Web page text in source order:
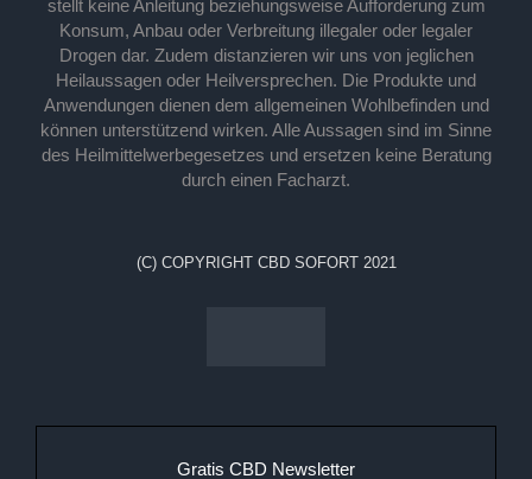
stellt keine Anleitung beziehungsweise Aufforderung zum
Konsum, Anbau oder Verbreitung illegaler oder legaler
Drogen dar. Zudem distanzieren wir uns von jeglichen
Heilaussagen oder Heilversprechen. Die Produkte und
Anwendungen dienen dem allgemeinen Wohlbefinden und
können unterstützend wirken. Alle Aussagen sind im Sinne
des Heilmittelwerbegesetzes und ersetzen keine Beratung
durch einen Facharzt.
(C) COPYRIGHT CBD SOFORT 2021
Gratis CBD Newsletter